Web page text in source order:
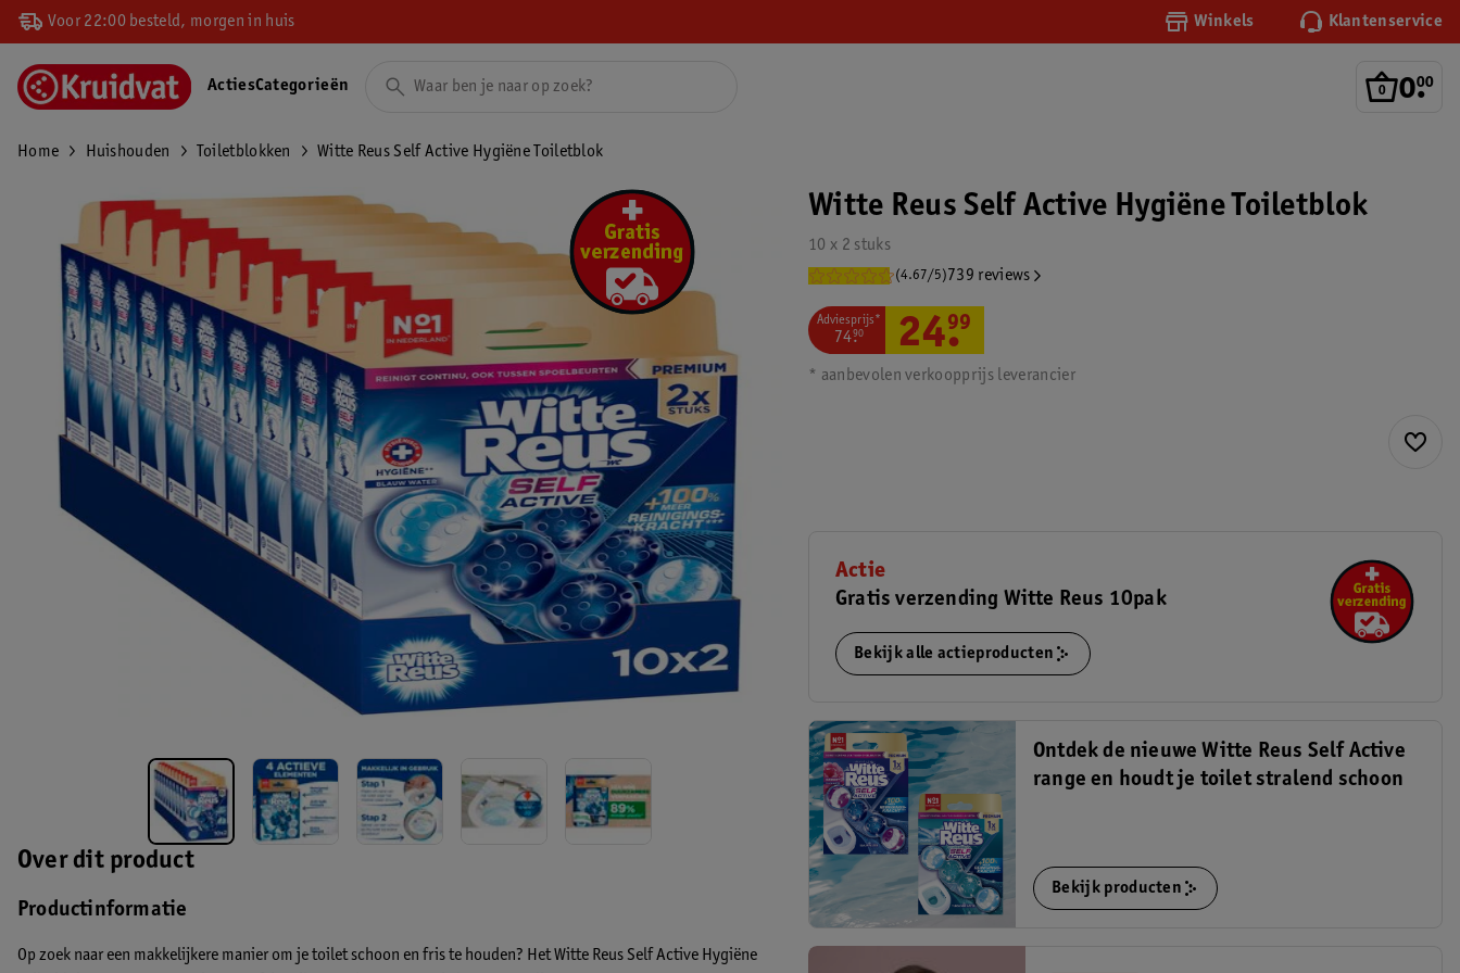
Voor 22:00 besteld, morgen in huis Winkels Klantenservice
0.
00
ActiesCategorieën
Home Huishouden Toiletblokken Witte Reus Self Active Hygiëne Toiletblok
Over dit product
Productinformatie
Op zoek naar een makkelijkere manier om je toilet schoon en fris te houden? Het Witte Reus Self Active Hygiëne
Witte Reus Self Active Hygiëne Toiletblok
10 x 2 stuks
(4.67/5) 739 reviews
Adviesprijs*
74.
90 24.
99
* aanbevolen verkoopprijs leverancier
Actie
Gratis verzending Witte Reus 10pak
Bekijk alle actieproducten
Ontdek de nieuwe Witte Reus Self Active
range en houdt je toilet stralend schoon
Bekijk producten